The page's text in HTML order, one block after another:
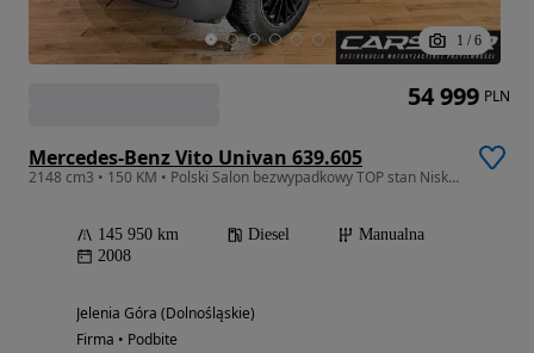
1 / 6
Mercedes-Benz Vito Univan 639.605
2148 cm3 • 150 KM • Polski Salon bezwypadkowy TOP stan Niski Przebieg CarPlay
145 950 km Diesel
Manualna
2008
Jelenia Góra (Dolnośląskie)
Firma • Podbite
54 999 PLN